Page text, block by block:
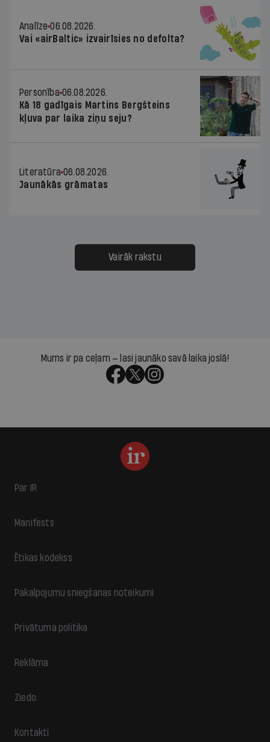
Analīze 06.08.2026.
Vai «airBaltic» izvairīsies no defolta?
Personība 06.08.2026.
Kā 18 gadīgais Martins Bergšteins
kļuva par laika ziņu seju?
Literatūra 06.08.2026.
Jaunākās grāmatas
Vairāk rakstu
Mums ir pa ceļam — lasi jaunāko savā laika joslā!
Par IR
Manifests
Ētikas kodekss
Pakalpojumu sniegšanas noteikumi
Privātuma politika
Reklāma
Ziedo
Kontakti